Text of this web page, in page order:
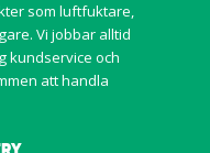
som luftfuktare,
Vi jobbar alltid
kundservice och
att handla